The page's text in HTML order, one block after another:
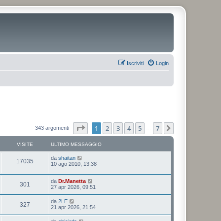
Login
Iscriviti
343 argomenti Pagina1 di
1 2 3 4 5 7
VISITE ULTIMO MESSAGGIO
17035 da shaitan
10 ago 2010, 13:38
301 da Dr.Manetta
27 apr 2026, 09:51
327 da 2LE
21 apr 2026, 21:54